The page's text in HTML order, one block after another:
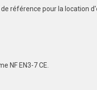
référence pour la location
NF EN3-7 CE.